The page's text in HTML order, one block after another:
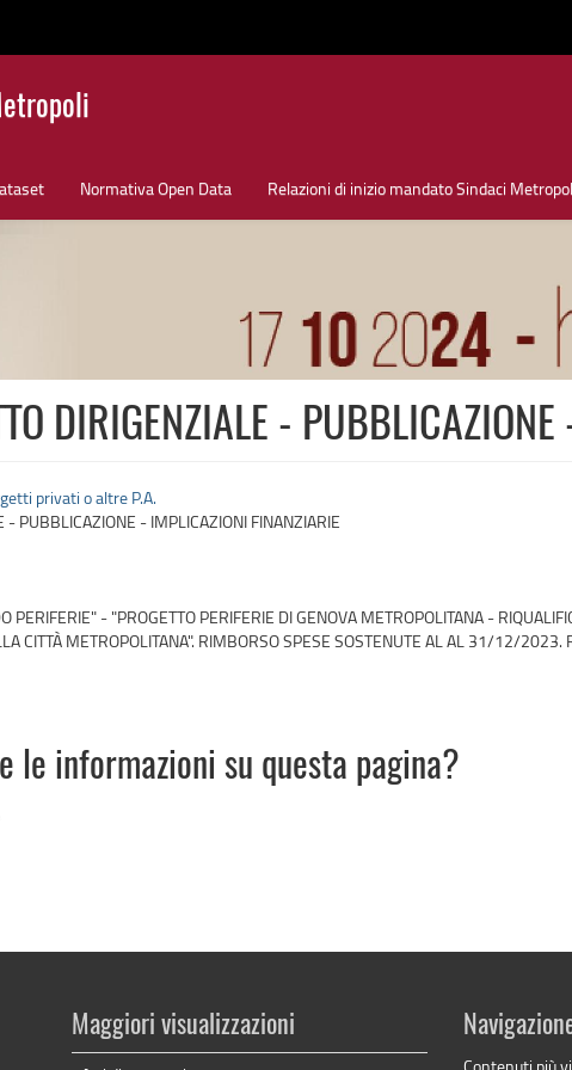
Normativa Open Data Relazioni di inizio mandato Sindaci
DIRIGENZIALE -
privati o altre P.A.
- PUBBLICAZIONE - IMPLICAZIONI FINANZIARIE
- "PROGETTO PERIFERIE DI GENOVA METROPOLITANA -
CITTÀ METROPOLITANA". RIMBORSO SPESE SOSTENUTE AL AL 31/12/
le informazioni su questa pagina?
Maggiori visualizzazioni
Contenuti più